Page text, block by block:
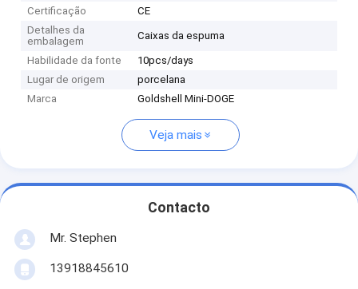
Certificação
CE
Detalhes da
embalagem
Caixas da espuma
Habilidade da fonte
10pcs/days
Lugar de origem
porcelana
Marca
Goldshell Mini-DOGE
Veja mais
Contacto
Mr. Stephen
13918845610